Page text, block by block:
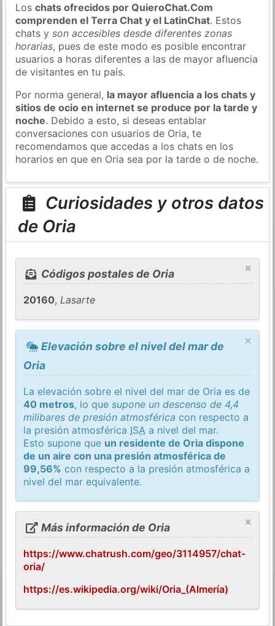
Loschats ofrecidos por QuieroChat.Com
comprenden el Terra Chat y el LatinChat. Estos
chats yson accesibles desde diferentes zonas
horarias, pues de este modo es posible encontrar
usuarios a horas diferentes a las de mayor afluencia
de visitantes en tu país.
Por norma general, la mayor afluencia a los chats y
sitios de ocio en internet se produce por la tarde y
noche. Debido a esto, si deseas entablar
conversaciones con usuarios de Oria, te
recomendamos que accedas a los chats en los
horarios en que en Oria sea por la tarde o de noche.
Curiosidades y otros datos
de Oria
×
Códigos postales de Oria
20160,Lasarte
×
Elevación sobre el nivel del mar de
Oria
La elevación sobre el nivel del mar de Oria es de
40 metros, lo quesupone un descenso de 4,4
milibares de presión atmosférica con respecto a
la presión atmosférica ISA a nivel del mar.
Esto supone que un residente de Oria dispone
de un aire con una presión atmosférica de
99,56% con respecto a la presión atmosférica a
nivel del mar equivalente.
×
Más información de Oria
https://www.chatrush.com/geo/3114957/chat-
oria/
https://es.wikipedia.org/wiki/Oria_(Almería)